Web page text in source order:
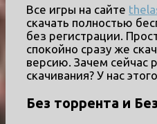
Все игры на сайте
скачать полностью
без регистрации.
спокойно сразу же
версию. Зачем сейчас
скачивания? У нас
Без торрента и